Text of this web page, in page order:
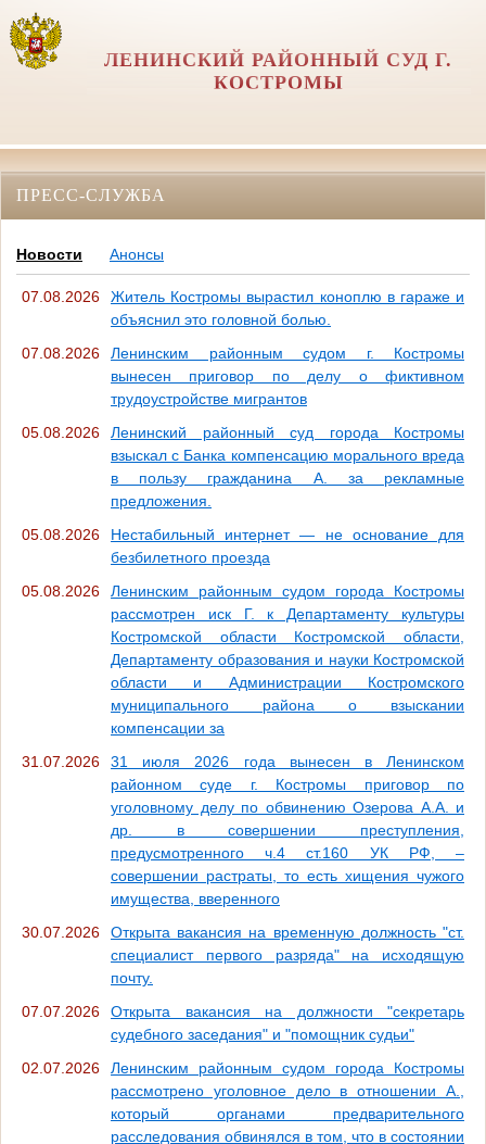
ЛЕНИНСКИЙ РАЙОННЫЙ СУД Г.
КОСТРОМЫ
ПРЕСС-СЛУЖБА
Новости Анонсы
07.08.2026
Житель Костромы вырастил коноплю в гараже и
объяснил это головной болью.
07.08.2026
Ленинским районным судом г. Костромы
вынесен приговор по делу о фиктивном
трудоустройстве мигрантов
05.08.2026
Ленинский районный суд города Костромы
взыскал с Банка компенсацию морального вреда
в пользу гражданина А. за рекламные
предложения.
05.08.2026
Нестабильный интернет — не основание для
безбилетного проезда
05.08.2026
Ленинским районным судом города Костромы
рассмотрен иск Г. к Департаменту культуры
Костромской области Костромской области,
Департаменту образования и науки Костромской
области и Администрации Костромского
муниципального района о взыскании
компенсации за
31.07.2026
31 июля 2026 года вынесен в Ленинском
районном суде г. Костромы приговор по
уголовному делу по обвинению Озерова А.А. и
др. в совершении преступления,
предусмотренного ч.4 ст.160 УК РФ, –
совершении растраты, то есть хищения чужого
имущества, вверенного
30.07.2026
Открыта вакансия на временную должность "ст.
специалист первого разряда" на исходящую
почту.
07.07.2026
Открыта вакансия на должности "секретарь
судебного заседания" и "помощник судьи"
02.07.2026
Ленинским районным судом города Костромы
рассмотрено уголовное дело в отношении А.,
который органами предварительного
расследования обвинялся в том, что в состоянии